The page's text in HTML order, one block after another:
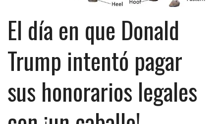
El día en que Donald
Trump intentó pagar
sus honorarios legales